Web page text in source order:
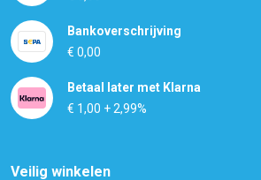
Bankoverschrijving
€ 0,00
Betaal later met Klarna
€ 1,00 + 2,99%
Veilig winkelen